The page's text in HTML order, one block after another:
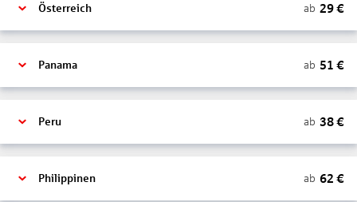
Österreich ab 29€
Panama ab 51 €
Peru ab 38€
Philippinen ab 62 €